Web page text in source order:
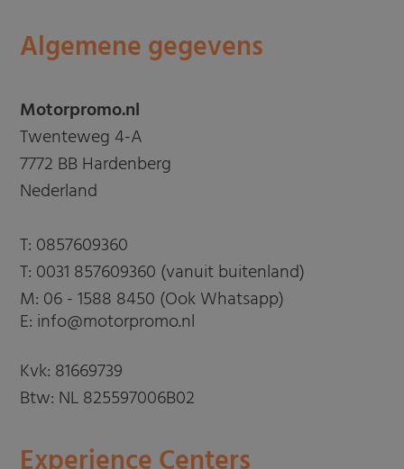
Algemene gegevens
Motorpromo.nl
Twenteweg 4-A
7772 BB Hardenberg
Nederland
T: 0857609360
T: 0031 857609360 (vanuit buitenland)
M: 06 - 1588 8450 (Ook Whatsapp)
E: info@motorpromo.nl
Kvk: 81669739
Btw: NL 825597006B02